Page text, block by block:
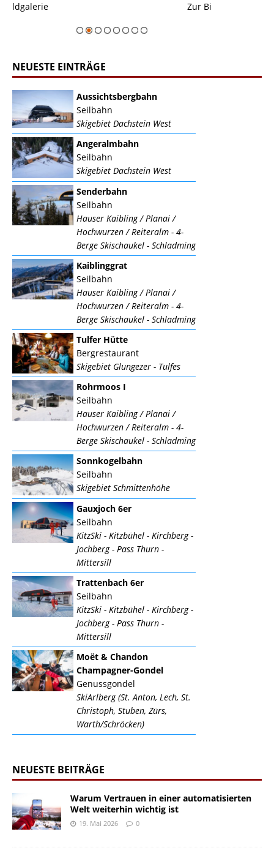
Zur Bildgalerie
NEUESTE EINTRÄGE
Aussichtsbergbahn
Seilbahn
Skigebiet Dachstein West
Angeralmbahn
Seilbahn
Skigebiet Dachstein West
Senderbahn
Seilbahn
Hauser Kaibling / Planai /
Hochwurzen / Reiteralm - 4-
Berge Skischaukel - Schladming
Kaiblinggrat
Seilbahn
Hauser Kaibling / Planai /
Hochwurzen / Reiteralm - 4-
Berge Skischaukel - Schladming
Tulfer Hütte
Bergrestaurant
Skigebiet Glungezer - Tulfes
Rohrmoos I
Seilbahn
Hauser Kaibling / Planai /
Hochwurzen / Reiteralm - 4-
Berge Skischaukel - Schladming
Sonnkogelbahn
Seilbahn
Skigebiet Schmittenhöhe
Gauxjoch 6er
Seilbahn
KitzSki - Kitzbühel - Kirchberg -
Jochberg - Pass Thurn -
Mittersill
Trattenbach 6er
Seilbahn
KitzSki - Kitzbühel - Kirchberg -
Jochberg - Pass Thurn -
Mittersill
Moët & Chandon
Champagner-Gondel
Genussgondel
SkiArlberg (St. Anton, Lech, St.
Christoph, Stuben, Zürs,
Warth/Schröcken)
NEUESTE BEITRÄGE
Warum Vertrauen in einer automatisierten
Welt weiterhin wichtig ist
19. Mai 2026 0